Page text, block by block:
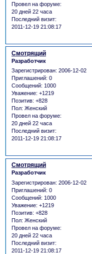
Провел на форуме:
20 дней 22 часа
Последний визит:
2011-12-19 21:08:17
Смотрящий
Разработчик
Зарегистрирован: 2006-12-02
Приглашений: 0
Сообщений: 1000
Уважение: +1219
Позитив: +828
Пол: Женский
Провел на форуме:
20 дней 22 часа
Последний визит:
2011-12-19 21:08:17
Смотрящий
Разработчик
Зарегистрирован: 2006-12-02
Приглашений: 0
Сообщений: 1000
Уважение: +1219
Позитив: +828
Пол: Женский
Провел на форуме:
20 дней 22 часа
Последний визит:
2011-12-19 21:08:17